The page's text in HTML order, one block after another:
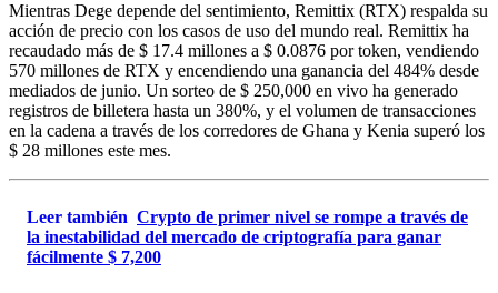
Mientras Dege depende del sentimiento, Remittix (RTX) respalda su
acción de precio con los casos de uso del mundo real. Remittix ha
recaudado más de $ 17.4 millones a $ 0.0876 por token, vendiendo
570 millones de RTX y encendiendo una ganancia del 484% desde
mediados de junio. Un sorteo de $ 250,000 en vivo ha generado
registros de billetera hasta un 380%, y el volumen de transacciones
en la cadena a través de los corredores de Ghana y Kenia superó los
$ 28 millones este mes.
Leer también Crypto de primer nivel se rompe a través de
la inestabilidad del mercado de criptografía para ganar
fácilmente $ 7,200